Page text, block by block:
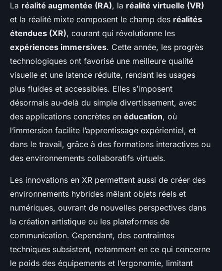
La réalité augmentée (RA), la réalité virtuelle (VR)
et la réalité mixte composent le champ des réalités
étendues (XR), courant qui révolutionne les
expériences immersives. Cette année, les progrès
technologiques ont favorisé une meilleure qualité
visuelle et une latence réduite, rendant les usages
plus fluides et accessibles. Elles s’imposent
désormais au-delà du simple divertissement, avec
des applications concrètes en éducation, où
l’immersion facilite l’apprentissage expérientiel, et
dans le travail, grâce à des formations interactives ou
des environnements collaboratifs virtuels.
Les innovations en XR permettent aussi de créer des
environnements hybrides mêlant objets réels et
numériques, ouvrant de nouvelles perspectives dans
la création artistique ou les plateformes de
communication. Cependant, des contraintes
techniques subsistent, notamment en ce qui concerne
le poids des équipements et l’ergonomie, limitant